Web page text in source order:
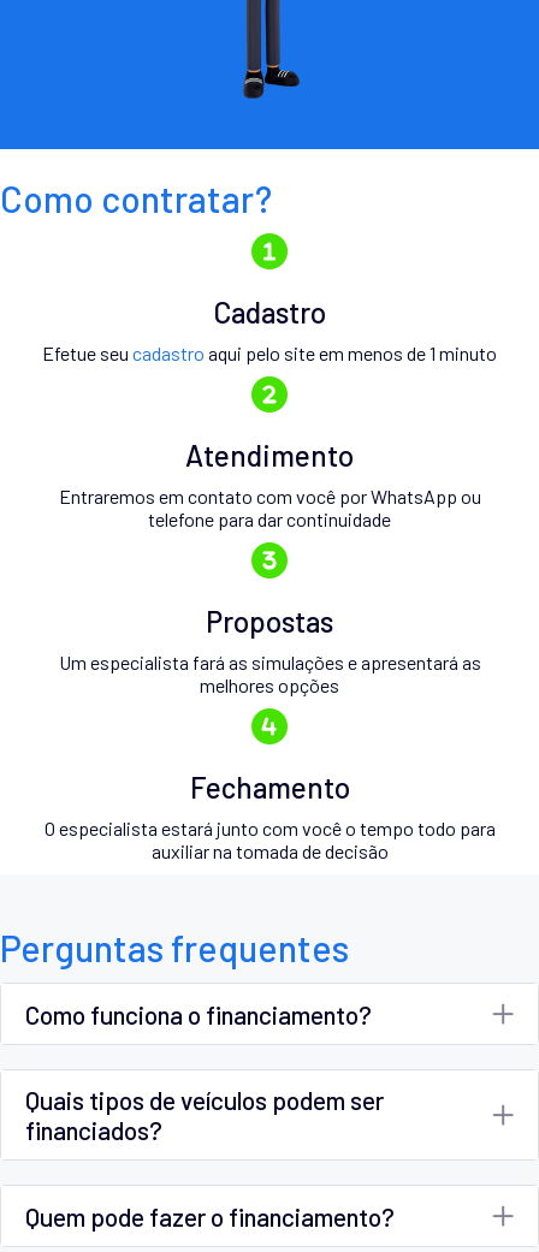
Como contratar?
Cadastro
Efetue seu cadastro aqui pelo site em menos de 1 minuto
Atendimento
Entraremos em contato com você por WhatsApp ou
telefone para dar continuidade
Propostas
Um especialista fará as simulações e apresentará as
melhores opções
Fechamento
O especialista estará junto com você o tempo todo para
auxiliar na tomada de decisão
Perguntas frequentes
Como funciona o financiamento?
Quais tipos de veículos podem ser
financiados?
Quem pode fazer o financiamento?